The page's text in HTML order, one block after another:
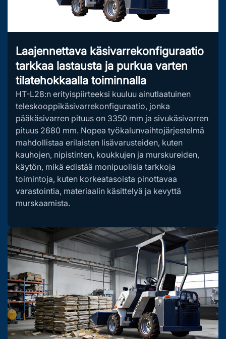
Laajennettava käsivarrekonfiguraatio
tarkkaa lastausta ja purkua varten
tilatehokkaalla toiminnalla
HT-L28:n erityispiirteeksi kuuluu ainutlaatuinen
teleskooppikäsivarrekonfiguraatio, jonka
pääkäsivarren pituus on 3350 mm ja sivukäsivarren
pituus 2680 mm. Nopea työkalunvaihtojärjestelmä
mahdollistaa erilaisten lisävarusteiden, kuten
kauhojen, nipistinten, koukkujen ja murskureiden,
käytön, mikä edistää monipuolisia tarkkoja
toimintoja, kuten korkeatasoista pinottavaa
varastointia, materiaalin käsittelyä ja kevyttä
murskaamista.